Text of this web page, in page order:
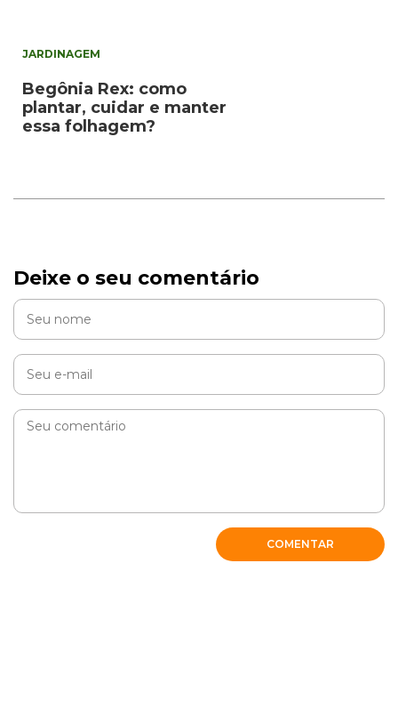
JARDINAGEM
Begônia Rex: como
plantar, cuidar e manter
essa folhagem?
Deixe o seu comentário
COMENTAR